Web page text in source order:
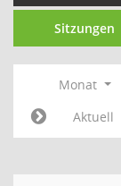
Sitzungen
Monat
Aktuell